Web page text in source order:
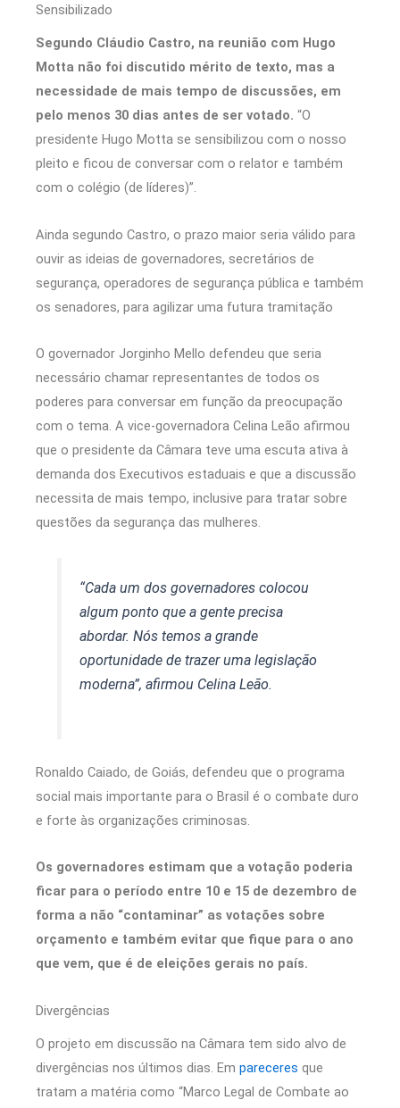
Sensibilizado
Segundo Cláudio Castro, na reunião com Hugo
Motta não foi discutido mérito de texto, mas a
necessidade de mais tempo de discussões, em
pelo menos 30 dias antes de ser votado. “O
presidente Hugo Motta se sensibilizou com o nosso
pleito e ficou de conversar com o relator e também
com o colégio (de líderes)”.
Ainda segundo Castro, o prazo maior seria válido para
ouvir as ideias de governadores, secretários de
segurança, operadores de segurança pública e também
os senadores, para agilizar uma futura tramitação
O governador Jorginho Mello defendeu que seria
necessário chamar representantes de todos os
poderes para conversar em função da preocupação
com o tema. A vice-governadora Celina Leão afirmou
que o presidente da Câmara teve uma escuta ativa à
demanda dos Executivos estaduais e que a discussão
necessita de mais tempo, inclusive para tratar sobre
questões da segurança das mulheres.
“Cada um dos governadores colocou
algum ponto que a gente precisa
abordar. Nós temos a grande
oportunidade de trazer uma legislação
moderna”, afirmou Celina Leão.
Ronaldo Caiado, de Goiás, defendeu que o programa
social mais importante para o Brasil é o combate duro
e forte às organizações criminosas.
Os governadores estimam que a votação poderia
ficar para o período entre 10 e 15 de dezembro de
forma a não “contaminar” as votações sobre
orçamento e também evitar que fique para o ano
que vem, que é de eleições gerais no país.
Divergências
O projeto em discussão na Câmara tem sido alvo de
divergências nos últimos dias. Em pareceres que
tratam a matéria como “Marco Legal de Combate ao